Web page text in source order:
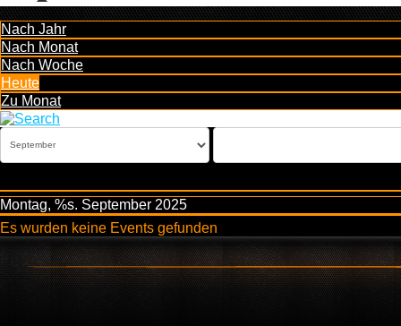
Nach Jahr
Nach Monat
Nach Woche
Heute
Zu Monat
Montag, %s. September 2025
Es wurden keine Events gefunden